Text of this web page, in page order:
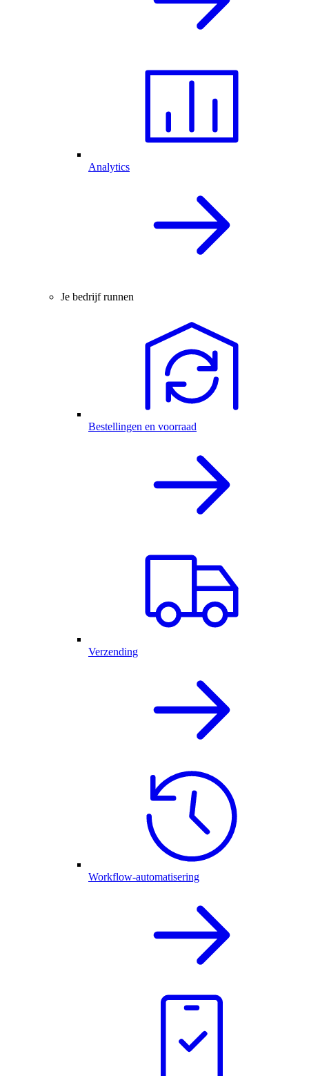
Analytics
Je bedrijf runnen
Bestellingen en voorraad
Verzending
Workflow-automatisering